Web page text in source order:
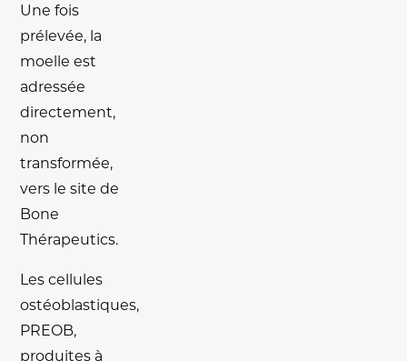
Une fois
prélevée, la
moelle est
adressée
directement,
non
transformée,
vers le site de
Bone
Thérapeutics.
Les cellules
ostéoblastiques,
PREOB,
produites à